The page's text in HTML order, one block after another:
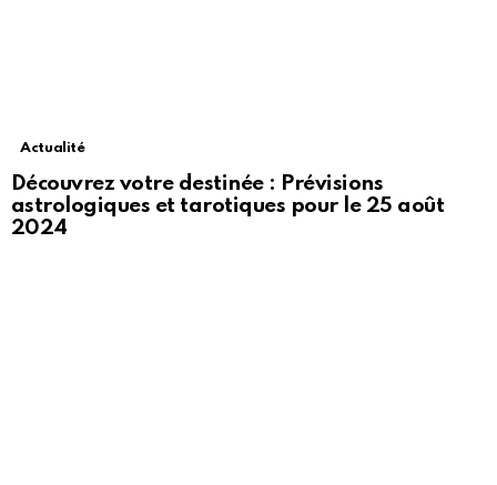
Actualité
Découvrez votre destinée : Prévisions
astrologiques et tarotiques pour le 25 août
2024